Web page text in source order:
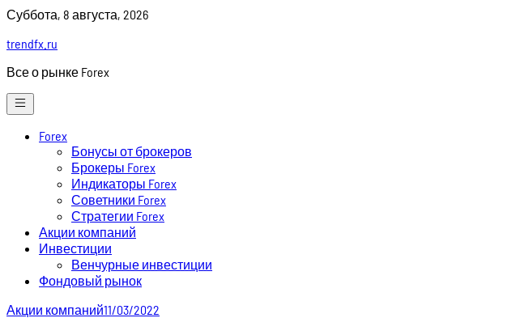
Skip
content
Суббота, 8 августа, 2026
trendfx.ru
Все о рынке Forex
Forex
Бонусы от брокеров
Брокеры Forex
Индикаторы Forex
Советники Forex
Стратегии Forex
Акции компаний
Инвестиции
Венчурные инвестиции
Фондовый рынок
Акции компаний11/03/2022